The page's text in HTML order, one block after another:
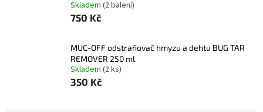
Skladem (2 balení)
750 Kč
MUC-OFF odstraňovač hmyzu a dehtu BUG TAR
REMOVER 250 ml
Skladem (2 ks)
350 Kč